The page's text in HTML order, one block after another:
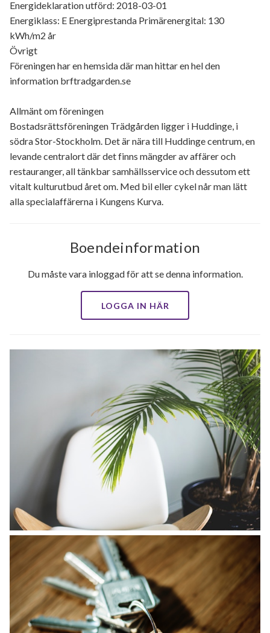
Energideklaration utförd: 2018-03-01
Energiklass: E Energiprestanda Primärenergital: 130
kWh/m2 år
Övrigt
Föreningen har en hemsida där man hittar en hel den
information brftradgarden.se
Allmänt om föreningen
Bostadsrättsföreningen Trädgården ligger i Huddinge, i
södra Stor-Stockholm. Det är nära till Huddinge centrum, en
levande centralort där det finns mängder av affärer och
restauranger, all tänkbar samhällsservice och dessutom ett
vitalt kulturutbud året om. Med bil eller cykel når man lätt
alla specialaffärerna i Kungens Kurva.
Boendeinformation
Du måste vara inloggad för att se denna information.
LOGGA IN HÄR